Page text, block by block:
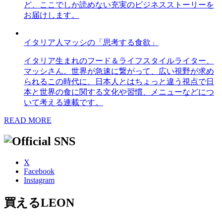
ど、ここでしか読めない充実のビジネスストーリーを
お届けします。
イタリア人マッシの「思考する食欲」
イタリア生まれのフード＆ライフスタイルライター、
マッシさん。世界が急速に繋がって、広い視野が求め
られるこの時代に、日本人とはちょっと違う視点で日
本と世界の食に関する文化や習慣、メニューなどにつ
いて考える連載です。
READ MORE
X
Facebook
Instagram
買えるLEON